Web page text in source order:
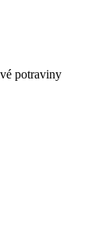
potraviny